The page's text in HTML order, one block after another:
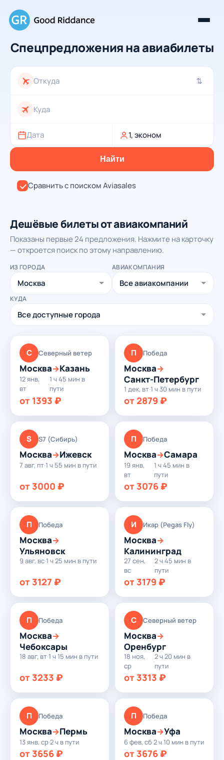
Спецпредложения на авиабилеты
⇄
Дата 1, эконом
Найти
Сравнить с поиском Aviasales
Дешёвые билеты от авиакомпаний
Показаны первые 24 предложения. Нажмите на карточку
— откроется поиск по этому направлению.
ИЗ ГОРОДА АВИАКОМПАНИЯ
КУДА
С Северный ветер
Москва→Казань
12 янв,
вт
·
1 ч 45 мин в
пути
от 1393 ₽
П Победа
Москва→
Санкт-Петербург
1 дек, вт·1 ч 30 мин в пути
от 2879 ₽
S S7 (Сибирь)
Москва→Ижевск
7 авг, пт·1 ч 55 мин в пути
от 3000 ₽
П Победа
Москва→Самара
19 янв,
вт
·
1 ч 45 мин в
пути
от 3076 ₽
П Победа
Москва→
Ульяновск
9 авг, вс·1 ч 25 мин в пути
от 3127 ₽
И Икар (Pegas Fly)
Москва→
Калининград
27 сен,
вс
·
2 ч 45 мин в
пути
от 3179 ₽
П Победа
Москва→
Чебоксары
18 авг, вт·1 ч 15 мин в пути
от 3233 ₽
С Северный ветер
Москва→
Оренбург
18 ноя,
ср
·
2 ч 20 мин в
пути
от 3313 ₽
П Победа
Москва→Пермь
13 янв, ср·2 ч в пути
от 3656 ₽
П Победа
Москва→Уфа
6 фев, сб·2 ч 10 мин в пути
от 3676 ₽